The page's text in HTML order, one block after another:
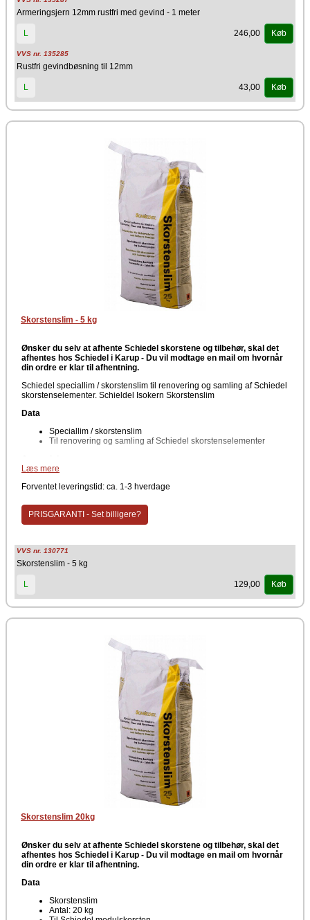
Armeringsjern 12mm rustfri med gevind - 1 meter
L 246,00 Køb
VVS nr. 135285
Rustfri gevindbøsning til 12mm
L 43,00 Køb
Skorstenslim - 5 kg
Ønsker du selv at afhente Schiedel skorstene og tilbehør, skal det
afhentes hos Schiedel i Karup - Du vil modtage en mail om hvornår
din ordre er klar til afhentning.
Schiedel speciallim / skorstenslim til renovering og samling af Schiedel
skorstenselementer. Schieldel Isokern Skorstenslim
Data
Speciallim / skorstenslim
Til renovering og samling af Schiedel skorstenselementer
Schiedel
Læs mere
Forventet leveringstid: ca. 1-3 hverdage
PRISGARANTI - Set billigere?
VVS nr. 130771
Skorstenslim - 5 kg
L 129,00 Køb
Skorstenslim 20kg
Ønsker du selv at afhente Schiedel skorstene og tilbehør, skal det
afhentes hos Schiedel i Karup - Du vil modtage en mail om hvornår
din ordre er klar til afhentning.
Data
Skorstenslim
Antal: 20 kg